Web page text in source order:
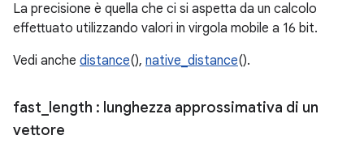
La precisione è quella che ci si aspetta da un calcolo
effettuato utilizzando valori in virgola mobile a 16 bit.
Vedi anche distance(), native_distance().
fast length : lunghezza approssimativa di un
vettore